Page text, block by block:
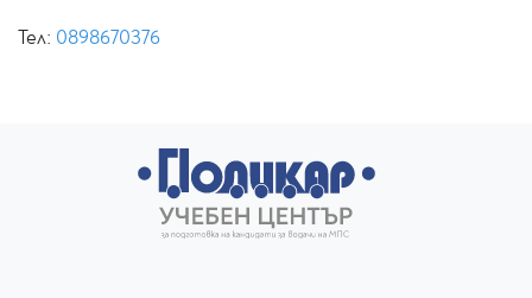
Тел: 0898670376